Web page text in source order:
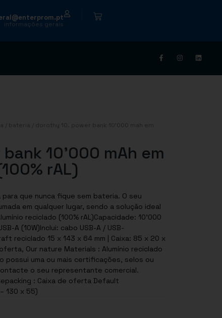
informações gerais
bateria / dorothy 10. power bank 10’000 mah em
bank 10’000 mAh em
rAL)
que nunca fique sem bateria. O seu
em qualquer lugar, sendo a solução ideal
reciclado (100% rAL)Capacidade: 10’000
A (10W)Inclui: cabo USB-A / USB-
reciclado 15 x 143 x 64 mm | Caixa: 85 x 20 x
Our nature Materials : Alumínio reciclado
uma ou mais certificações, selos ou
o seu representante comercial.
: Caixa de oferta Default
130 x 55)